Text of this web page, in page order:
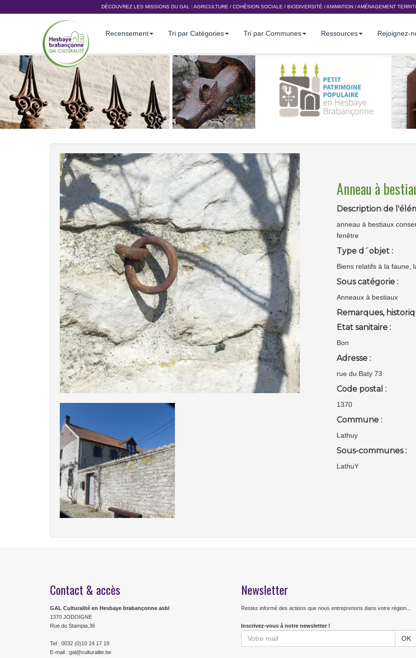
DÉCOUVREZ LES MISSIONS DU GAL : AGRICULTURE / COHÉSION SOCIALE / BIODIVERSITÉ /ANIMATION /AMÉNAGEMENT
Recensement Tri par Catégories Tri par Communes Ressources Rejoignez-
Anneau à
Description de
anneau à bestiaux
fenêtre
Type d´objet :
Biens relatifs à la faune,
Sous catégorie :
Anneaux à bestiaux
Remarques,
Etat sanitaire :
Bon
Adresse :
rue du Baty 73
Code postal :
1370
Commune :
Lathuy
Sous-communes :
LathuY
Contact & accès
GAL Culturalité en Hesbaye brabançonne asbl
1370 JODOIGNE
Rue du Stampia,36
Tel : 0032 (0)10 24 17 19
E-mail : gal@culturalite.be
Newsletter
Restez informé des actions que nous entreprenons dans votre région...
Inscrivez-vous à notre newsletter !